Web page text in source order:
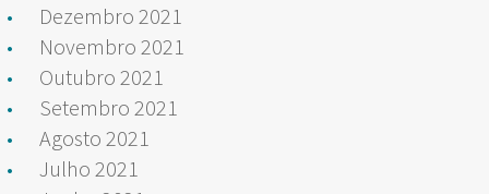
Dezembro 2021
Novembro 2021
Outubro 2021
Setembro 2021
Agosto 2021
Julho 2021